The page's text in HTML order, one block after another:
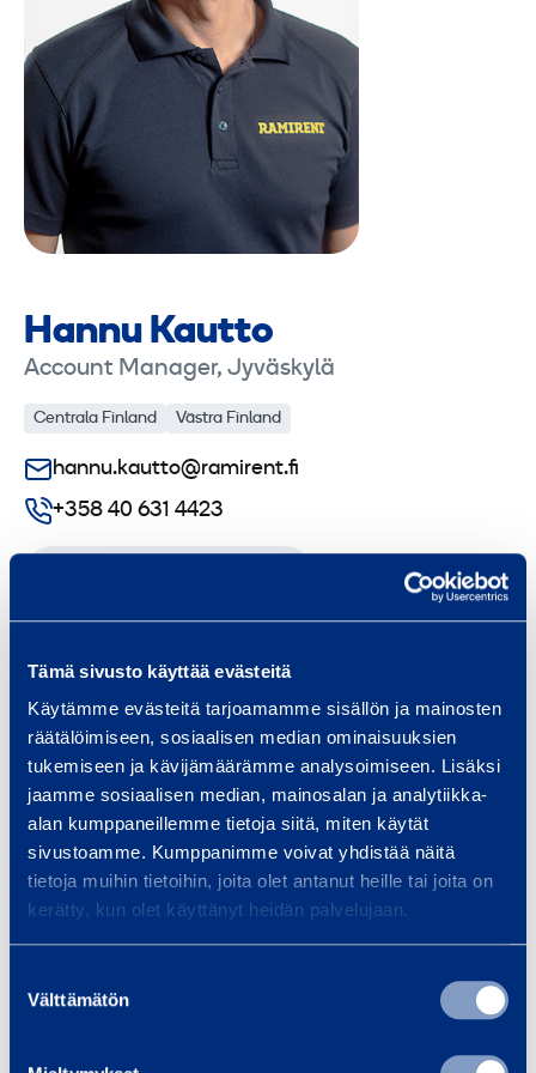
Tämä sivusto käyttää evästeitä
Käytämme evästeitä tarjoamamme sisällön ja mainosten
räätälöimiseen, sosiaalisen median ominaisuuksien
tukemiseen ja kävijämäärämme analysoimiseen. Lisäksi
jaamme sosiaalisen median, mainosalan ja analytiikka-
alan kumppaneillemme tietoja siitä, miten käytät
sivustoamme. Kumppanimme voivat yhdistää näitä
tietoja muihin tietoihin, joita olet antanut heille tai joita on
kerätty, kun olet käyttänyt heidän palvelujaan.
valinta
Välttämätön
Hannu Kautto
Account Manager, Jyväskylä
Centrala Finland Västra Finland
hannu.kautto@ramirent.fi
+358 40 631 4423
Tjänster
Trafiksäkerhet och infrastrukturTransportRenande
ByggandeRamiTurva-tjänstenFastighetsteknik
Påfyllning RamiFleetFastighetsskötsel